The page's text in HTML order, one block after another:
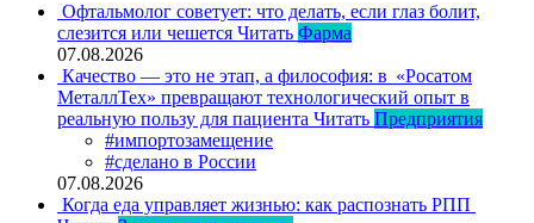
Офтальмолог советует: что делать, если глаз болит,
слезится или чешется Читать Фарма
07.08.2026
Качество — это не этап, а философия: в «Росатом
МеталлТех» превращают технологический опыт в
реальную пользу для пациента Читать Предприятия
#импортозамещение
#сделано в России
07.08.2026
Когда еда управляет жизнью: как распознать РПП